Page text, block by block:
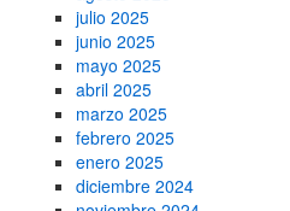
julio 2025
junio 2025
mayo 2025
abril 2025
marzo 2025
febrero 2025
enero 2025
diciembre 2024